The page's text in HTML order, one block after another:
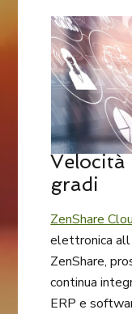
gradi
ZenShare
elettronica all
ZenShare,
continua
ERP e